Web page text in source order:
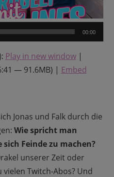
00:00
Play in new window|
— 91.6MB) | Embed
Jonas und Falk durch die
Wie spricht man
Feinde zu machen?
unserer Zeit oder
Twitch-Abos? Und